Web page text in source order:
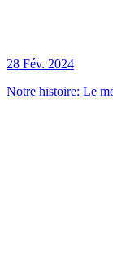
28 Fév. 2024
Notre histoire: Le